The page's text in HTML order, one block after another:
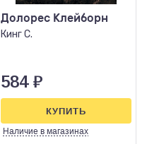
Долорес Клейборн
Кинг С.
584 ₽
Наличие в магазинах
КУПИТЬ